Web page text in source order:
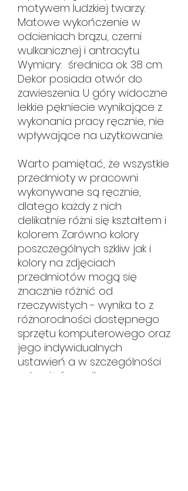
motywem ludzkiej twarzy.
Matowe wykończenie w
odcieniach brązu, czerni
wulkanicznej i antracytu.
Wymiary: średnica ok. 38 cm.
Dekor posiada otwór do
zawieszenia. U góry widoczne
lekkie pękniecie wynikające z
wykonania pracy ręcznie, nie
wpływające na uzytkowanie.
Warto pamiętać, że wszystkie
przedmioty w pracowni
wykonywane są ręcznie,
dlatego każdy z nich
delikatnie różni się kształtem i
kolorem. Zarówno kolory
poszczególnych szkliw jak i
kolory na zdjęciach
przedmiotów mogą się
znacznie różnić od
rzeczywistych - wynika to z
różnorodności dostępnego
sprzętu komputerowego oraz
jego indywidualnych
ustawień a w szczególności
ustawień monitora.